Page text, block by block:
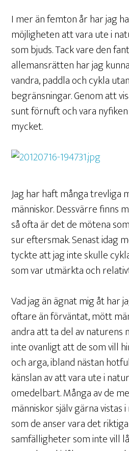
I mer än femton år har jag
möjligheten att vara ute i
som bjuds. Tack vare den
allemansrätten har jag
vandra, paddla och cykla
begränsningar. Genom att
sunt förnuft och vara
mycket.
Jag har haft många trevliga
människor. Dessvärre finns
så ofta är det de mötena
sur eftersmak. Senast idag
tyckte att jag inte skulle
som var utmärkta och
Vad jag än ägnat mig åt har
oftare än förväntat, mött
andra att ta del av naturens
inte ovanligt att de som vill
och arga, ibland nästan
känslan av att vara ute i
omedelbart. Många av de
människor själv gärna
som de anser vara det
samfälligheter som inte vill